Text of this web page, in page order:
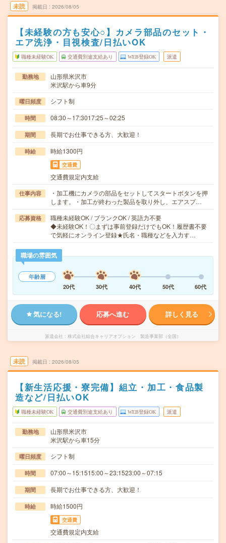
未読 掲載日 2026/08/05
【未経験の方も安心○】カメラ部品のセット・
エア洗浄・目視検査/日払いOK
職種未経験OK 交通費別途支給あり WEB登録OK 派遣
勤務地
山形県米沢市
米沢駅から車9分
曜日頻度 シフト制
時間 08:30～17:3017:25～02:25
期間 長期でお仕事できる方、大歓迎！
時給 時給1300円
交通費
交通費規定内支給
仕事内容
・加工機にカメラの部品をセットしてスタートボタンを押
します。・加工が終わった製品を取り外し、エアスプ…
応募資格
職種未経験OK / ブランクOK / 英語力不要
◆未経験OK！〇まずは事前登録だけでもOK！履歴書不要
で気軽にオンライン登録★氏名・職種などを入力す…
職場の雰囲気
年齢層
20代
30代 40代 50代 60代
気になる! 応募へ進む 詳しく見る
派遣会社 株式会社綜合キャリアオプション 製造事業部（全国）
未読 掲載日 2026/08/05
【新生活応援・寮完備】組立・加工・食品製
造など/日払いOK
職種未経験OK 交通費別途支給あり WEB登録OK 派遣
勤務地
山形県米沢市
米沢駅から車15分
曜日頻度 シフト制
時間 07:00～15:1515:00～23:1523:00～07:15
期間 長期でお仕事できる方、大歓迎！
時給 時給1500円
交通費
交通費規定内支給